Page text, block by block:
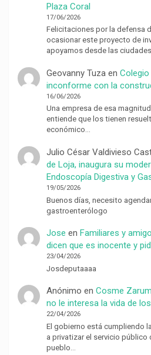
Plaza Coral
17/06/2026
Felicitaciones por la defensa
ocasionar este proyecto de
apoyamos desde las
Geovanny Tuzaen
inconforme con la
16/06/2026
Una empresa de esa
entiende que los tienen
económico…
Julio César Valdivieso
de Loja, inaugura su
Endoscopía Digestiva y
19/05/2026
Buenos días, necesito
gastroenterólogo
Jose en Familiares y
dicen que es inocente y
23/04/2026
Josdeputaaaa
Anónimo en Cosme
no le interesa la vida de
22/04/2026
El gobierno está cumpliendo
a privatizar el servicio público
pueblo…